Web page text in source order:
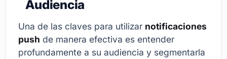
Audiencia
Una de las claves para utilizar notificaciones
push de manera efectiva es entender
profundamente a su audiencia y segmentarla